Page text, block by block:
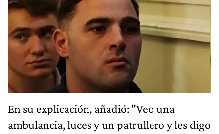
En su explicación, añadió: "Veo una
ambulancia, luces y un patrullero y les digo